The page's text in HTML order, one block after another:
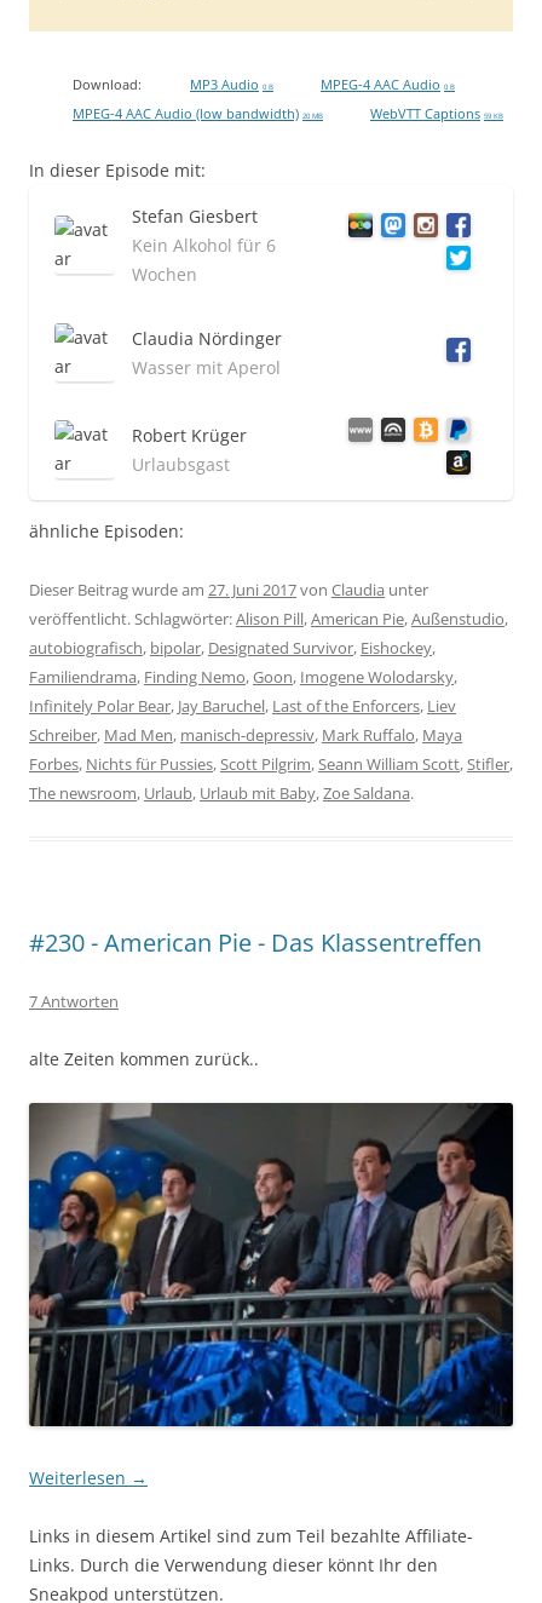
Download: MP3 Audio 0 B MPEG-4 AAC Audio 0 B
MPEG-4 AAC Audio (low bandwidth) 20 MB WebVTT Captions 59 KB
In dieser Episode mit:
Stefan Giesbert
Kein Alkohol für 6
Wochen
Claudia Nördinger
Wasser mit Aperol
Robert Krüger
Urlaubsgast
ähnliche Episoden:
Dieser Beitrag wurde am 27. Juni 2017von Claudia unter
veröffentlicht. Schlagwörter:Alison Pill,American Pie,Außenstudio,
autobiografisch, bipolar, Designated Survivor, Eishockey,
Familiendrama, Finding Nemo,Goon, Imogene Wolodarsky,
Infinitely Polar Bear, Jay Baruchel, Last of the Enforcers, Liev
Schreiber, Mad Men, manisch-depressiv, Mark Ruffalo, Maya
Forbes, Nichts für Pussies,Scott Pilgrim,Seann William Scott,Stifler,
The newsroom, Urlaub, Urlaub mit Baby,Zoe Saldana.
#230 - American Pie - Das Klassentreffen
7 Antworten
alte Zeiten kommen zurück..
Weiterlesen →
Links in diesem Artikel sind zum Teil bezahlte Affiliate-
Links. Durch die Verwendung dieser könnt Ihr den
Sneakpod unterstützen.